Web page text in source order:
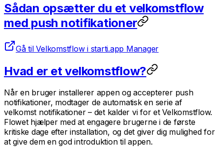
Sådan opsætter du et velkomstflow
med push notifikationer
Gå til Velkomstflow i starti.app Manager
Hvad er et velkomstflow?
Når en bruger installerer appen og accepterer push
notifikationer, modtager de automatisk en serie af
velkomst notifikationer – det kalder vi for et Velkomstflow.
Flowet hjælper med at engagere brugerne i de første
kritiske dage efter installation, og det giver dig mulighed for
at give dem en god introduktion til appen.